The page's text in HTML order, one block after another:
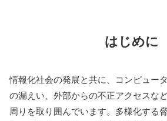
はじめに
情報化社会の発展と共に、コンピュー
の漏えい、外部からの不正アクセスな
周りを取り囲んでいます。多様化する